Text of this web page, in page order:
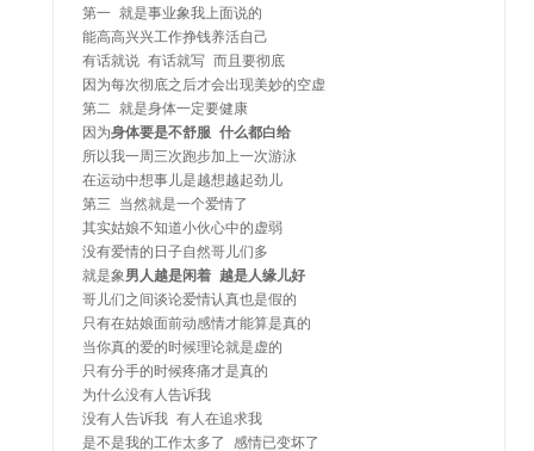
第一 就是事业象我上面说的
能高高兴兴工作挣钱养活自己
有话就说 有话就写 而且要彻底
因为每次彻底之后才会出现美妙的空虚
第二 就是身体一定要健康
因为身体要是不舒服 什么都白给
所以我一周三次跑步加上一次游泳
在运动中想事儿是越想越起劲儿
第三 当然就是一个爱情了
其实姑娘不知道小伙心中的虚弱
没有爱情的日子自然哥儿们多
就是象男人越是闲着 越是人缘儿好
哥儿们之间谈论爱情认真也是假的
只有在姑娘面前动感情才能算是真的
当你真的爱的时候理论就是虚的
只有分手的时候疼痛才是真的
为什么没有人告诉我
没有人告诉我 有人在追求我
是不是我的工作太多了 感情已变坏了